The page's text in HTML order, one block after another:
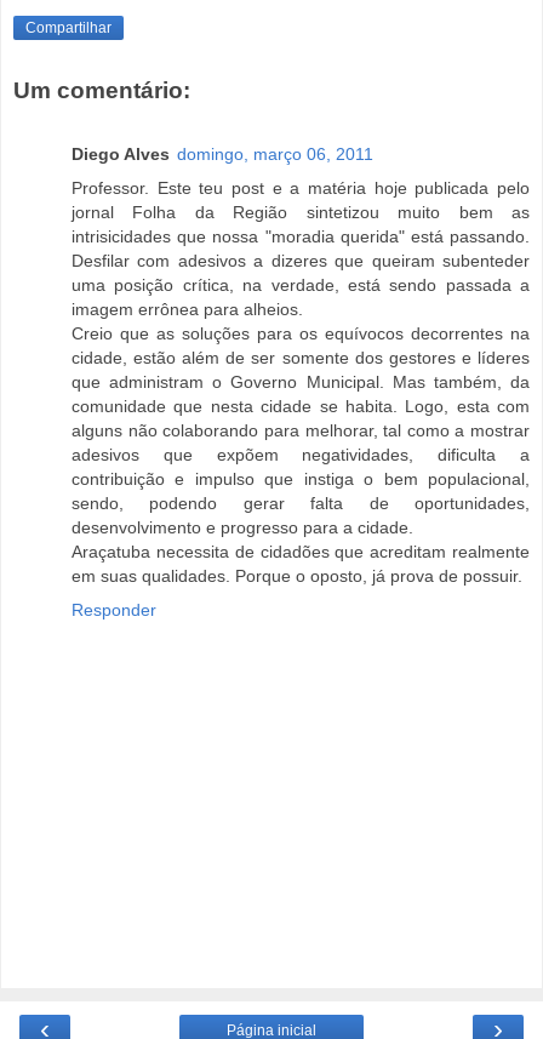
Compartilhar
Um comentário:
Diego Alves domingo, março 06, 2011
Professor. Este teu post e a matéria hoje publicada pelo
jornal Folha da Região sintetizou muito bem as
intrisicidades que nossa "moradia querida" está passando.
Desfilar com adesivos a dizeres que queiram subenteder
uma posição crítica, na verdade, está sendo passada a
imagem errônea para alheios.
Creio que as soluções para os equívocos decorrentes na
cidade, estão além de ser somente dos gestores e líderes
que administram o Governo Municipal. Mas também, da
comunidade que nesta cidade se habita. Logo, esta com
alguns não colaborando para melhorar, tal como a mostrar
adesivos que expõem negatividades, dificulta a
contribuição e impulso que instiga o bem populacional,
sendo, podendo gerar falta de oportunidades,
desenvolvimento e progresso para a cidade.
Araçatuba necessita de cidadões que acreditam realmente
em suas qualidades. Porque o oposto, já prova de possuir.
Responder
‹ ›
Página inicial